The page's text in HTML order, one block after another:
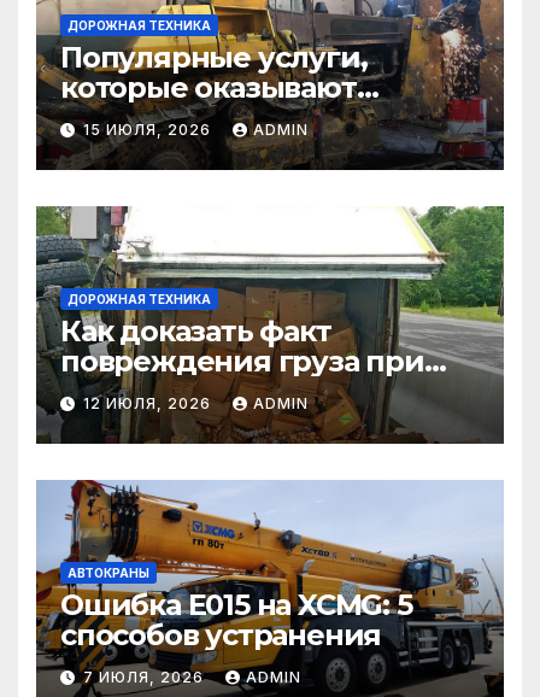
ДОРОЖНАЯ ТЕХНИКА
Популярные услуги,
которые оказывают
самосвалы в строительстве
и логистике
15 ИЮЛЯ, 2026 ADMIN
ДОРОЖНАЯ ТЕХНИКА
Как доказать факт
повреждения груза при
страховом случае
12 ИЮЛЯ, 2026 ADMIN
АВТОКРАНЫ
Ошибка E015 на XCMG: 5
способов устранения
7 ИЮЛЯ, 2026 ADMIN